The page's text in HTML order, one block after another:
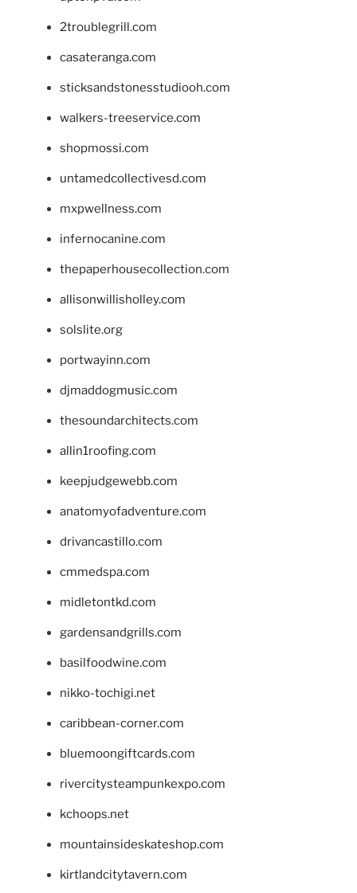
2troublegrill.com
casateranga.com
sticksandstonesstudiooh.com
walkers-treeservice.com
shopmossi.com
untamedcollectivesd.com
mxpwellness.com
infernocanine.com
thepaperhousecollection.com
allisonwillisholley.com
solslite.org
portwayinn.com
djmaddogmusic.com
thesoundarchitects.com
allin1roofing.com
keepjudgewebb.com
anatomyofadventure.com
drivancastillo.com
cmmedspa.com
midletontkd.com
gardensandgrills.com
basilfoodwine.com
nikko-tochigi.net
caribbean-corner.com
bluemoongiftcards.com
rivercitysteampunkexpo.com
kchoops.net
mountainsideskateshop.com
kirtlandcitytavern.com